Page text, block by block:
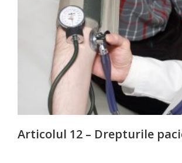
Articolul 12 – Drepturile